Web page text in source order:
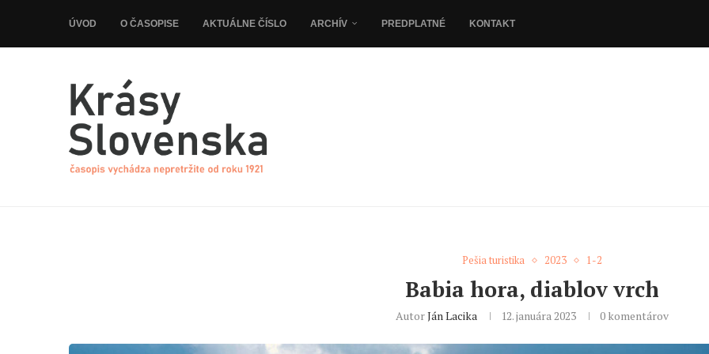
ÚVOD O ČASOPISE AKTUÁLNE ČÍSLO ARCHÍV PREDPLATNÉ KONTAKT
Pešia turistika 2023 1-2
Babia hora, diablov vrch
AutorJán Lacika 12. januára 2023 0 komentárov